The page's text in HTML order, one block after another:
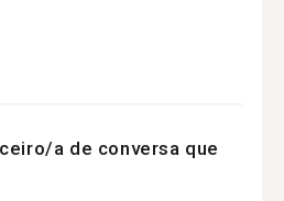
a de conversa que